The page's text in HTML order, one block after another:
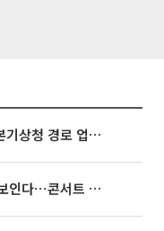
태풍 '돌핀' 오키나와 접근…일본기상청 경로 업데이트
빅뱅, 20주년 기념 '새 뱅봉' 선보인다⋯콘서트 앞두고 팝업 개최